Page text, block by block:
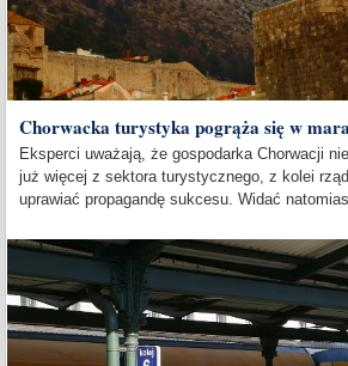
Chorwacka turystyka pogrąża się w
Eksperci uważają, że gospodarka Chorwacji
już więcej z sektora turystycznego, z kolei
uprawiać propagandę sukcesu. Widać